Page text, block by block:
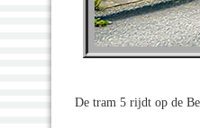
De tram 5 rijdt op de